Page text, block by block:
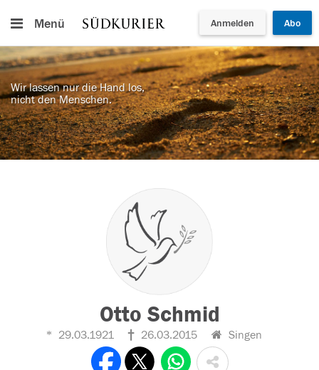
Menü Anmelden Abo
Wir lassen nur die Hand los,
nicht den Menschen.
Otto Schmid
29.03.1921 26.03.2015 Singen